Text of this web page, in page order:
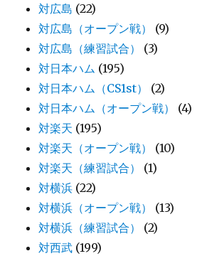
対広島 (22)
対広島（オープン戦）
(9)
対広島（練習試合）
(3)
対日本ハム (195)
対日本ハム（CS1st）
(2)
対日本ハム（オープン戦）
(4)
対楽天 (195)
対楽天（オープン戦）
(10)
対楽天（練習試合）
(1)
対横浜 (22)
対横浜（オープン戦）
(13)
対横浜（練習試合）
(2)
対西武 (199)